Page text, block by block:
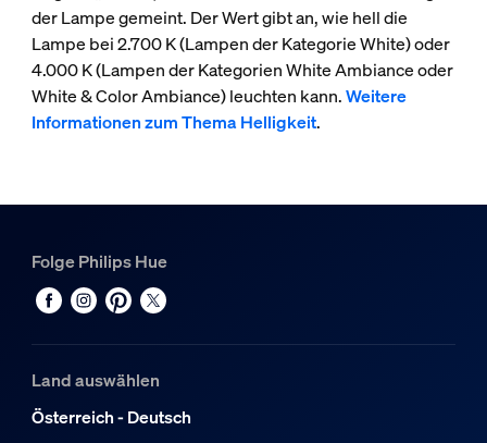
der Lampe gemeint. Der Wert gibt an, wie hell die
Lampe bei 2.700 K (Lampen der Kategorie White) oder
4.000 K (Lampen der Kategorien White Ambiance oder
White & Color Ambiance) leuchten kann.Weitere
Informationen zum Thema Helligkeit.
Folge Philips Hue
Land auswählen
Österreich - Deutsch